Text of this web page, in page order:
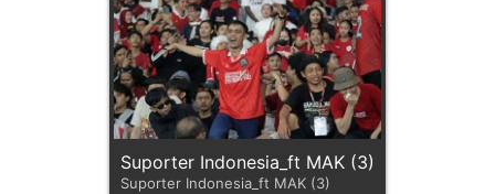
Suporter Indonesia_ft MAK (3)
Suporter Indonesia_ft MAK (3)